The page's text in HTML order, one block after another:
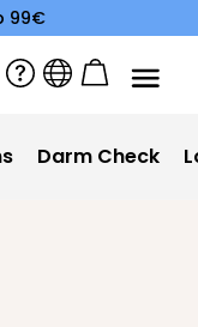
99€
Darm Check